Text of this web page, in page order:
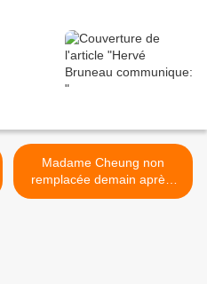
Madame Cheung non
remplacée demain après-
midi (vendredi 11 juin) >